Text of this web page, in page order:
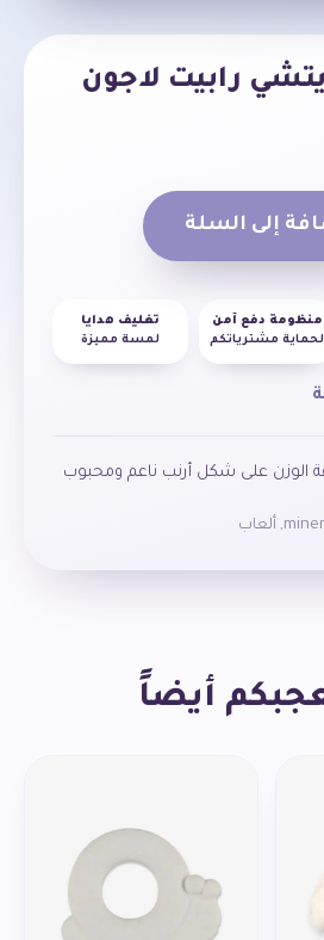
رابيت لاجون
إلى السلة
منظومة دفع آمن
لحماية مشترياتكم
تغليف هدايا
لمسة مميزة
على شكل أرنب ناعم ومحبوب
, ألعاب
أيضاً